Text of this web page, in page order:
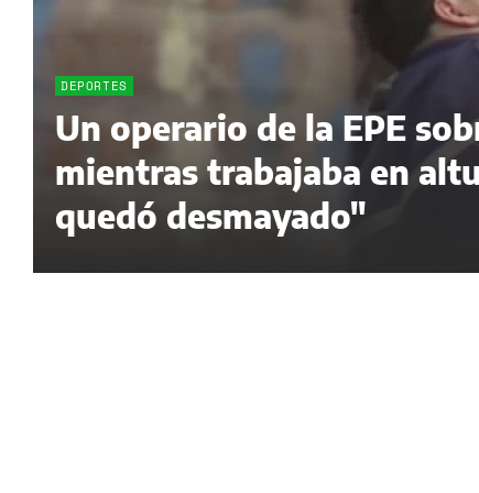
DEPORTES
Un operario de la EPE
mientras trabajaba en
quedó desmayado"